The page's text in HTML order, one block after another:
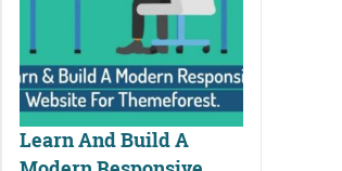
Learn And Build A